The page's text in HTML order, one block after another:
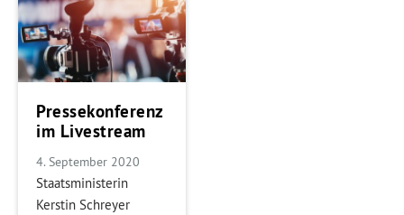
Pressekonferenz
im Livestream
4. September 2020
Staatsministerin
Kerstin Schreyer